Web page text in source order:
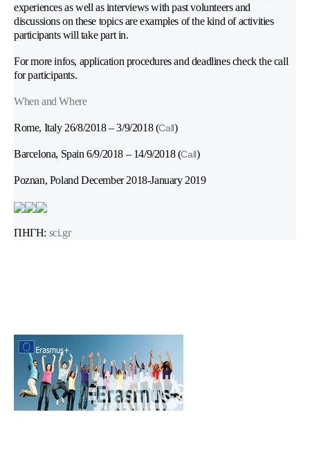
experiences as well as interviews with past volunteers and
discussions on these topics are examples of the kind of activities
participants will take part in.
For more infos, application procedures and deadlines check the call
for participants.
When and Where
Rome, Italy 26/8/2018 – 3/9/2018 (Call)
Barcelona, Spain 6/9/2018 – 14/9/2018 (Call)
Poznan, Poland December 2018-January 2019
ΠΗΓΗ: sci.gr